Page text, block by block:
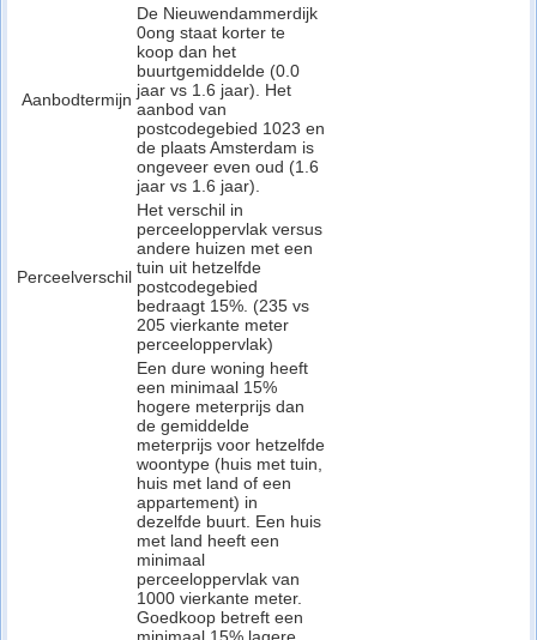
Aanbodtermijn
De Nieuwendammerdijk
0ong staat korter te
koop dan het
buurtgemiddelde (0.0
jaar vs 1.6 jaar). Het
aanbod van
postcodegebied 1023 en
de plaats Amsterdam is
ongeveer even oud (1.6
jaar vs 1.6 jaar).
Perceelverschil
Het verschil in
perceeloppervlak versus
andere huizen met een
tuin uit hetzelfde
postcodegebied
bedraagt 15%. (235 vs
205 vierkante meter
perceeloppervlak)
Een dure woning heeft
een minimaal 15%
hogere meterprijs dan
de gemiddelde
meterprijs voor hetzelfde
woontype (huis met tuin,
huis met land of een
appartement) in
dezelfde buurt. Een huis
met land heeft een
minimaal
perceeloppervlak van
1000 vierkante meter.
Goedkoop betreft een